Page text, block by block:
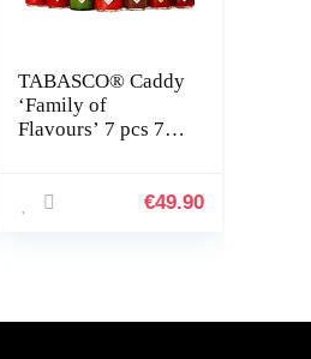
TABASCO® Caddy
‘Family of
Flavours’ 7 pcs 7 x
€49.90